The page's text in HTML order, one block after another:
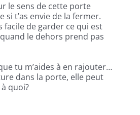
le sens de cette porte
si t’as envie de la fermer.
facile de garder ce qui est
le dehors prend pas
tu m’aides à en rajouter…
dans la porte, elle peut
quoi?